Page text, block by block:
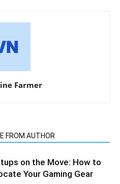
Farmer
FROM AUTHOR
on the Move: How to
Your Gaming Gear